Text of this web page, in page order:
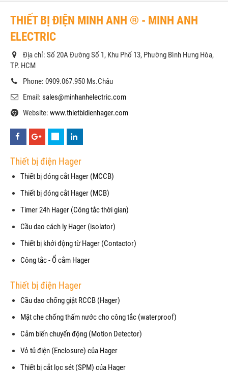
THIẾT BỊ ĐIỆN MINH ANH ® - MINH ANH
ELECTRIC
Địa chỉ: Số 20A Đường Số 1, Khu Phố 13, Phường Bình Hưng Hòa,
TP. HCM
Phone: 0909.067.950 Ms.Châu
Email: sales@minhanhelectric.com
Website: www.thietbidienhager.com
Thiết bị điện Hager
Thiết bị đóng cắt Hager (MCCB)
Thiết bị đóng cắt Hager (MCB)
Timer 24h Hager (Công tắc thời gian)
Cầu dao cách ly Hager (isolator)
Thiết bị khởi động từ Hager (Contactor)
Công tắc - Ổ cắm Hager
Thiết bị điện Hager
Cầu dao chống giật RCCB (Hager)
Mặt che chống thấm nước cho công tắc (waterproof)
Cảm biến chuyển động (Motion Detector)
Vỏ tủ điện (Enclosure) của Hager
Thiết bị cắt lọc sét (SPM) của Hager